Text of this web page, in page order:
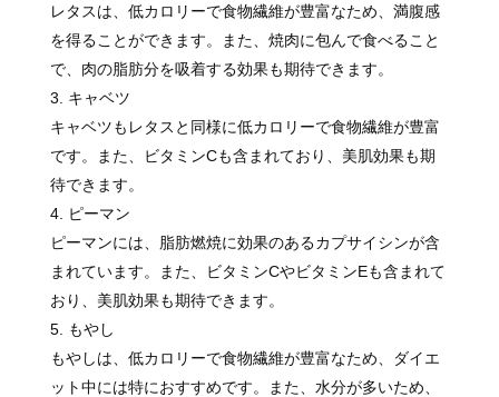
レタスは、低カロリーで食物繊維が豊富なため、満腹感
を得ることができます。また、焼肉に包んで食べること
で、肉の脂肪分を吸着する効果も期待できます。
キャベツ
キャベツもレタスと同様に低カロリーで食物繊維が豊富
です。また、ビタミンCも含まれており、美肌効果も期
待できます。
ピーマン
ピーマンには、脂肪燃焼に効果のあるカプサイシンが含
まれています。また、ビタミンCやビタミンEも含まれて
おり、美肌効果も期待できます。
もやし
もやしは、低カロリーで食物繊維が豊富なため、ダイエ
ット中には特におすすめです。また、水分が多いため、